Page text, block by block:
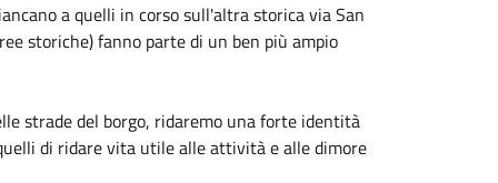
a quelli in corso sull'altra storica via San
storiche) fanno parte di un ben più ampio
strade del borgo, ridaremo una forte identità
di ridare vita utile alle attività e alle dimore